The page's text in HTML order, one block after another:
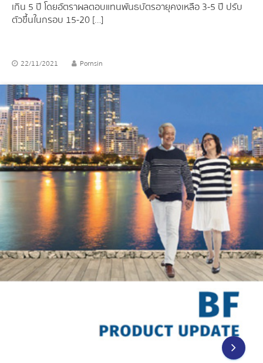
เกิน 5 ปี โดยอัตราผลตอบแทนพันธบัตรอายุคงเหลือ 3-5 ปี ปรับ
ตัวขึ้นในกรอบ 15-20 […]
22/11/2021 Pornsin